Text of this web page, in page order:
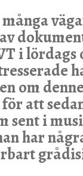
i lördags
om
att
sent i
har